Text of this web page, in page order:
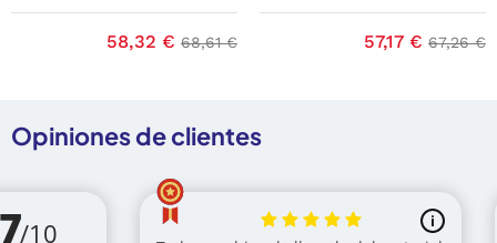
Precio
58,32 € Precio base
68,61 € Precio
57,17 € Precio
67,26 €
Opiniones de clientes